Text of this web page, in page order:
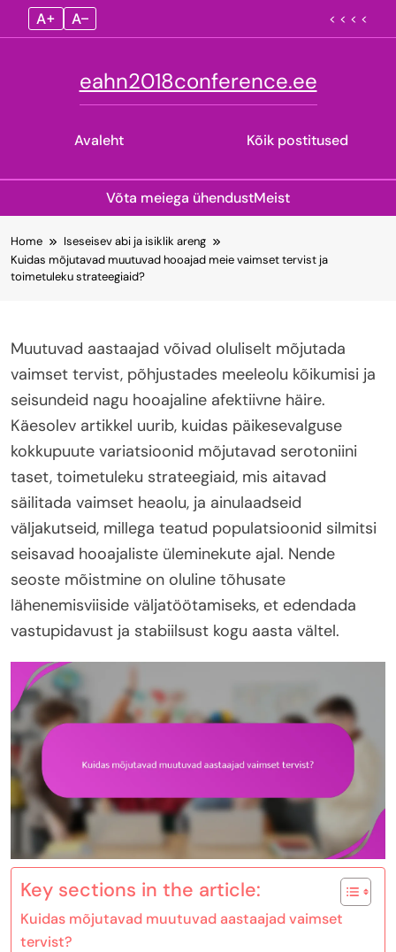
A+ A– < < < <
Avaleht
eahn2018conference.ee
Kõik postitused
Võta meiega ühendustMeist
to
content
Home
Iseseisev abi ja isiklik areng
Kuidas mõjutavad muutuvad hooajad meie vaimset tervist ja
toimetuleku strateegiaid?
Muutuvad aastaajad võivad oluliselt mõjutada
vaimset tervist, põhjustades meeleolu kõikumisi ja
seisundeid nagu hooajaline afektiivne häire.
Käesolev artikkel uurib, kuidas päikesevalguse
kokkupuute variatsioonid mõjutavad serotoniini
taset, toimetuleku strateegiaid, mis aitavad
säilitada vaimset heaolu, ja ainulaadseid
väljakutseid, millega teatud populatsioonid silmitsi
seisavad hooajaliste üleminekute ajal. Nende
seoste mõistmine on oluline tõhusate
lähenemisviiside väljatöötamiseks, et edendada
vastupidavust ja stabiilsust kogu aasta vältel.
Key sections in the article:
Kuidas mõjutavad muutuvad aastaajad vaimset
tervist?